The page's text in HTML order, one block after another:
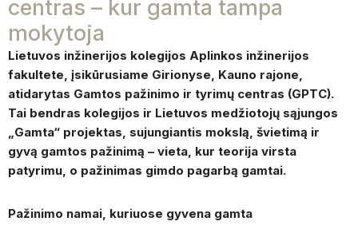
centras – kur gamta tampa
mokytoja
Lietuvos inžinerijos kolegijos Aplinkos inžinerijos
fakultete, įsikūrusiame Girionyse, Kauno rajone,
atidarytas Gamtos pažinimo ir tyrimų centras (GPTC).
Tai bendras kolegijos ir Lietuvos medžiotojų sąjungos
„Gamta“ projektas, sujungiantis mokslą, švietimą ir
gyvą gamtos pažinimą – vieta, kur teorija virsta
patyrimu, o pažinimas gimdo pagarbą gamtai.
Pažinimo namai, kuriuose gyvena gamta